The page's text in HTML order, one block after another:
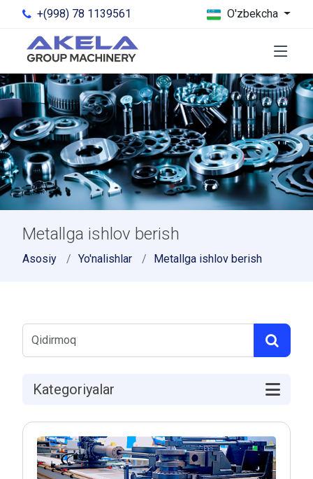
+(998) 78 1139561 O'zbekcha
Metallga ishlov berish
Asosiy Yo'nalishlar Metallga ishlov berish
Kategoriyalar